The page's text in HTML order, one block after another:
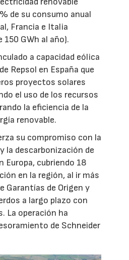
de su consumo anual
Francia e Italia
GWh al año).
a capacidad eólica
Repsol en España que
proyectos solares
el uso de los recursos
la eficiencia de la
renovable.
su compromiso con la
la descarbonización de
Europa, cubriendo 18
en la región, al ir más
Garantías de Origen y
a largo plazo con
La operación ha
de Schneider